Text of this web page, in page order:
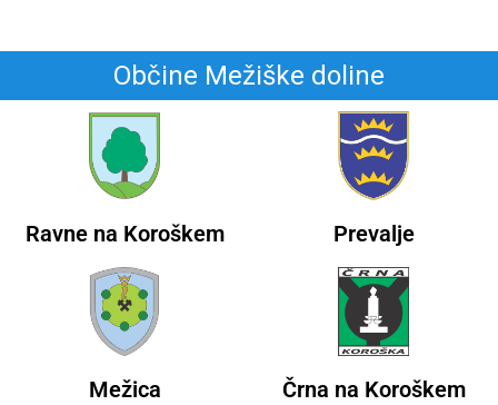
Občine Mežiške doline
Ravne na Koroškem Prevalje
Mežica Črna na Koroškem